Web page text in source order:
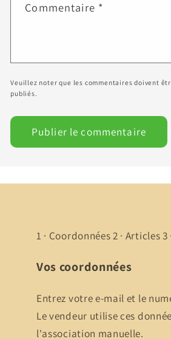
Commentaire *
Veuillez noter que les commentaires doivent
publiés.